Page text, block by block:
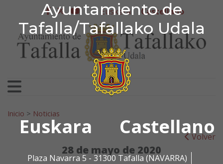
Ayuntamiento de
Tafalla/Tafallako Udala
Euskara Castellano
Plaza Navarra 5 - 31300 Tafalla (NAVARRA)
Ir al contenido
Ayuntamiento de
facebook
twitter
youtube
Euskera Castellano
Search for:
Inicio > Noticias
Volver
28 de mayo de 2020